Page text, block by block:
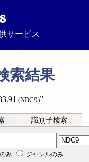
サービス
索結果
(NDC9)”
識別子検索
み ジャンルのみ